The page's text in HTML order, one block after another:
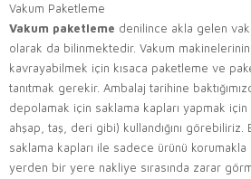
Vakum Paketleme
Vakum paketleme denilince akla gelen
olarak da bilinmektedir. Vakum
kavrayabilmek için kısaca paketleme ve
tanıtmak gerekir. Ambalaj tarihine
depolamak için saklama kapları yapmak
ahşap, taş, deri gibi) kullandığını görebiliriz.
saklama kapları ile sadece ürünü
yerden bir yere nakliye sırasında zarar